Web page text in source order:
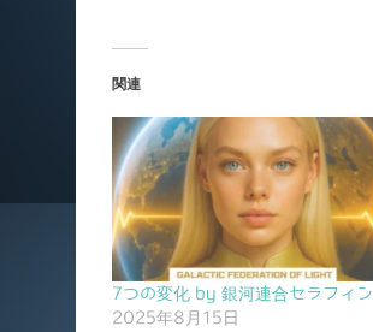
関連
7つの変化 by 銀河連合セラフィン
2025年8月15日